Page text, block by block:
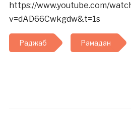
https://www.youtube.com/
v=dAD66Cwkgdw&t=1s
Раджаб Рамадан